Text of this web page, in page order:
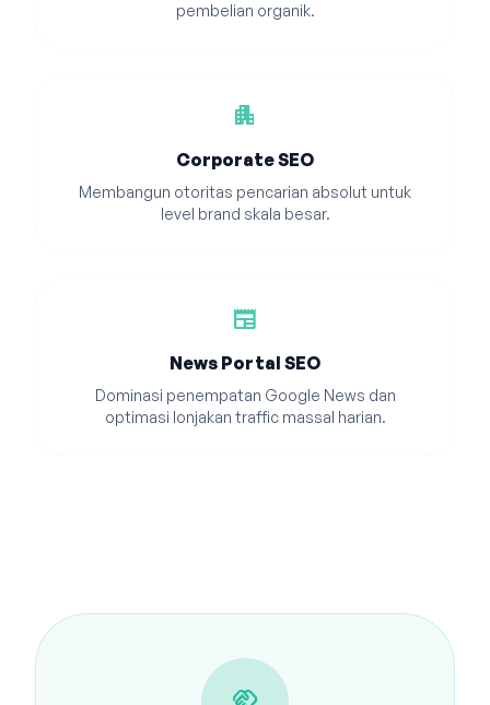
pembelian organik.
apartment
Corporate SEO
Membangun otoritas pencarian absolut untuk
level brand skala besar.
newspaper
News Portal SEO
Dominasi penempatan Google News dan
optimasi lonjakan traffic massal harian.